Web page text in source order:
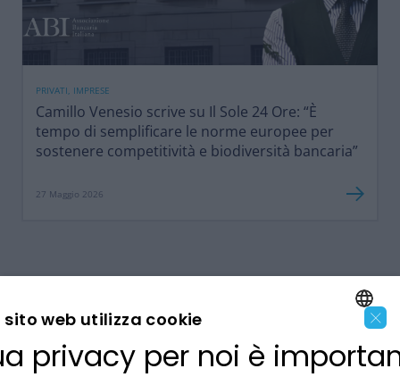
PRIVATI, IMPRESE
Camillo Venesio scrive su Il Sole 24 Ore: “È
tempo di semplificare le norme europee per
sostenere competitività e biodiversità bancaria”
27 Maggio 2026
LA BANCA
ENGLISH
×
sito web utilizza cookie
privacy per noi è